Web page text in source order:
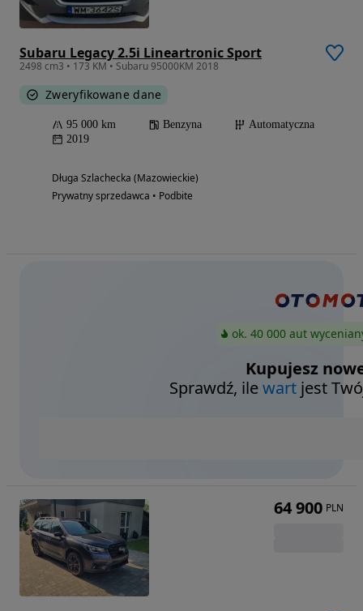
Subaru Legacy 2.5i Lineartronic Sport
2498 cm3 • 173 KM • Subaru 95000KM 2018
Zweryfikowane dane
95 000 km Benzyna
Automatyczna
2019
Długa Szlachecka (Mazowieckie)
Prywatny sprzedawca • Podbite
ok. 40 000 aut
Kupujesz
Sprawdź, ilewart jest
64 900 PLN